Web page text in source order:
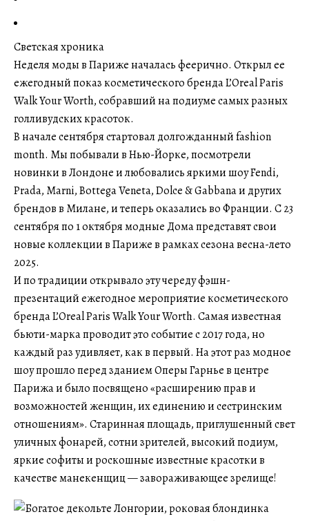
Светская хроника
Неделя моды в Париже началась феерично. Открыл ее
ежегодный показ косметического бренда L’Oreal Paris
Walk Your Worth, собравший на подиуме самых разных
голливудских красоток.
В начале сентября стартовал долгожданный fashion
month. Мы побывали в Нью-Йорке, посмотрели
новинки в Лондоне и любовались яркими шоу Fendi,
Prada, Marni, Bottega Veneta, Dolce & Gabbana и других
брендов в Милане, и теперь оказались во Франции. С 23
сентября по 1 октября модные Дома представят свои
новые коллекции в Париже в рамках сезона весна-лето
2025.
И по традиции открывало эту череду фэшн-
презентаций ежегодное мероприятие косметического
бренда L’Oreal Paris Walk Your Worth. Самая известная
бьюти-марка проводит это событие с 2017 года, но
каждый раз удивляет, как в первый. На этот раз модное
шоу прошло перед зданием Оперы Гарнье в центре
Парижа и было посвящено «расширению прав и
возможностей женщин, их единению и сестринским
отношениям». Старинная площадь, приглушенный свет
уличных фонарей, сотни зрителей, высокий подиум,
яркие софиты и роскошные известные красотки в
качестве манекенщиц — завораживающее зрелище!